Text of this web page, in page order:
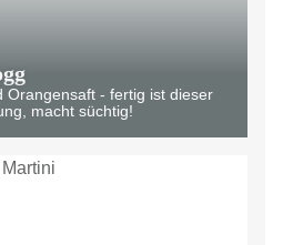
Orangensaft - fertig ist dieser
macht süchtig!